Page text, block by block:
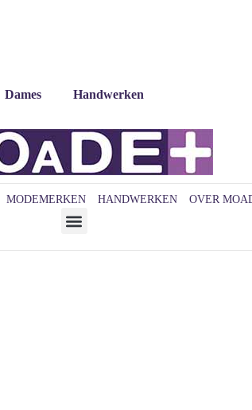
Dames Handwerken
MODEMERKEN HANDWERKEN OVER